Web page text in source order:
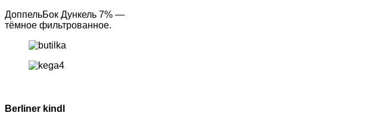
ДоппельБок Дункель 7% —
тёмное фильтрованное.
Berliner kindl